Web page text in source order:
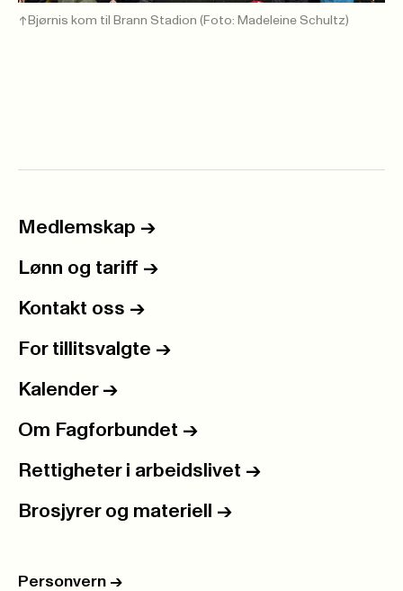
-> Bjørnis kom til Brann Stadion (Foto: Madeleine Schultz)
Medlemskap ->
Lønn og tariff ->
Kontakt oss ->
For tillitsvalgte ->
Kalender ->
Om Fagforbundet ->
Rettigheter i arbeidslivet ->
Brosjyrer og materiell ->
Personvern ->